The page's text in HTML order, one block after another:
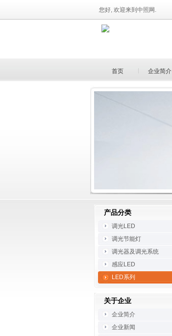
您好, 欢迎来到中照网.
首页 企业简介
产品分类
调光LED
调光节能灯
调光器及调光系统
感应LED
LED系列
关于企业
企业简介
企业新闻